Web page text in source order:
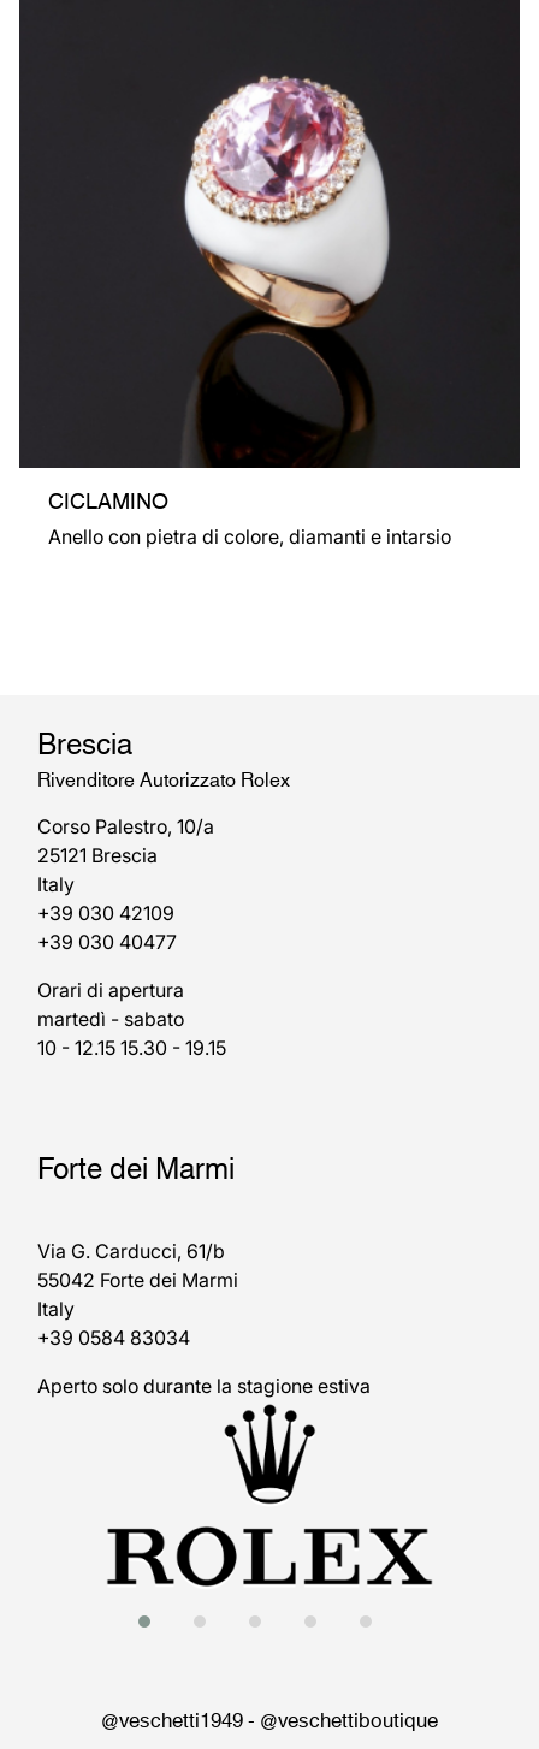
CICLAMINO
Anello con pietra di colore, diamanti e intarsio
Brescia
Rivenditore Autorizzato Rolex
Corso Palestro, 10/a
25121 Brescia
Italy
+39 030 42109
+39 030 40477
Orari di apertura
martedì - sabato
10 - 12.15 15.30 - 19.15
Forte dei Marmi
Via G. Carducci, 61/b
55042 Forte dei Marmi
Italy
+39 0584 83034
Aperto solo durante la stagione estiva
@veschetti1949- @veschettiboutique